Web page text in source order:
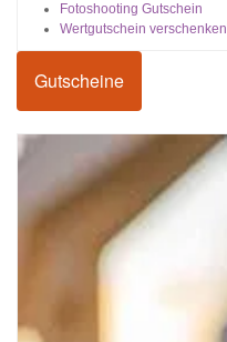
Fotoshooting Gutschein
Wertgutschein verschenken
Gutscheine